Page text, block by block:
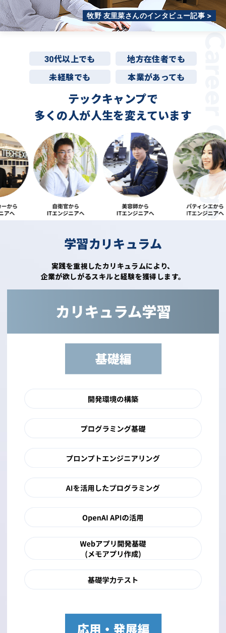
牧野 友里菜さんのインタビュー記事 >
30代以上でも
地方在住者でも
未経験でも
本業があっても
テックキャンプで
多くの人が人生を変えています
学習カリキュラム
実践を重視したカリキュラムにより、
企業が欲しがるスキルと経験を獲得します。